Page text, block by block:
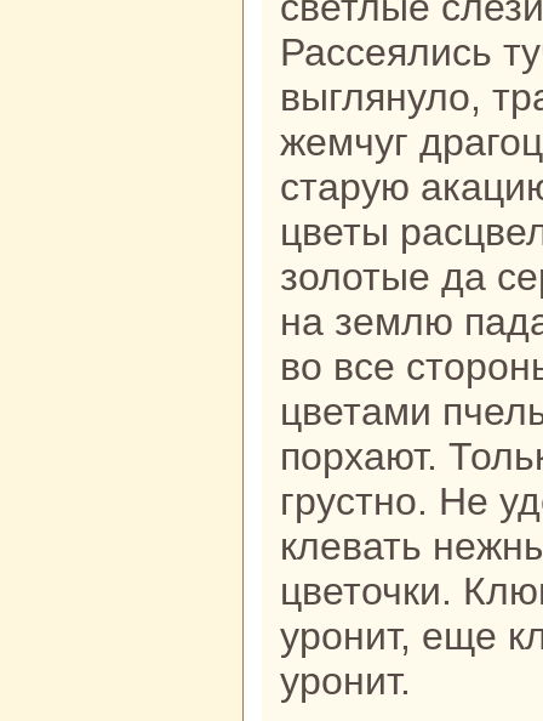
Рассеялись
выглянуло,
жемчуг
старую
цветы
золотые да
нa землю
во все
цветами
порхают.
грустно. Не
клевать
цветочки.
уронит, еще
уронит.